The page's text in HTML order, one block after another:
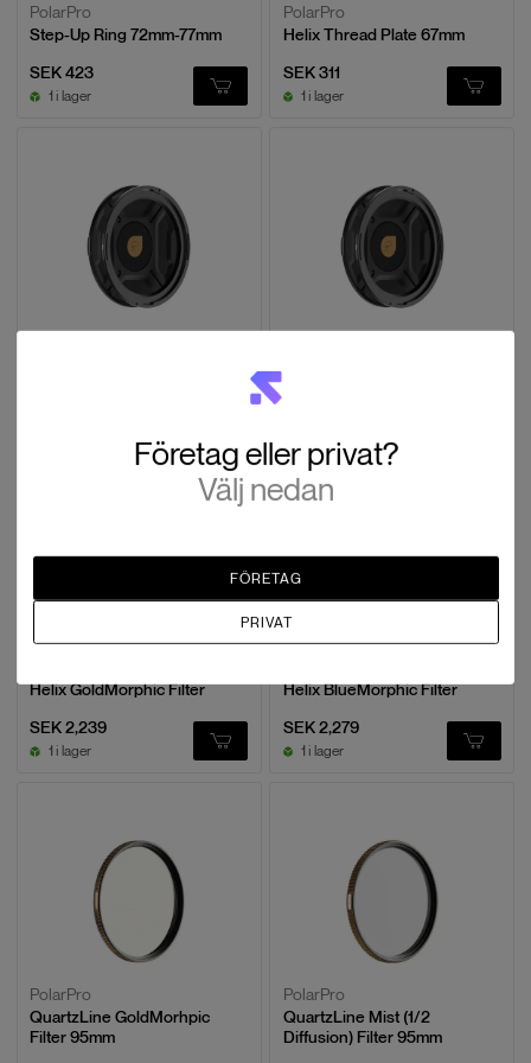
PolarPro
Step-Up Ring 72mm-77mm
SEK 423
1 i lager
PolarPro
Helix Thread Plate 67mm
SEK 311
1 i lager
Helix GoldMorphic Filter
SEK 2,239
1 i lager
Helix BlueMorphic Filter
SEK 2,279
1 i lager
PolarPro
QuartzLine GoldMorhpic
Filter 95mm
PolarPro
QuartzLine Mist (1/2
Diffusion) Filter 95mm
Företag eller privat?
Välj nedan
FÖRETAG
PRIVAT